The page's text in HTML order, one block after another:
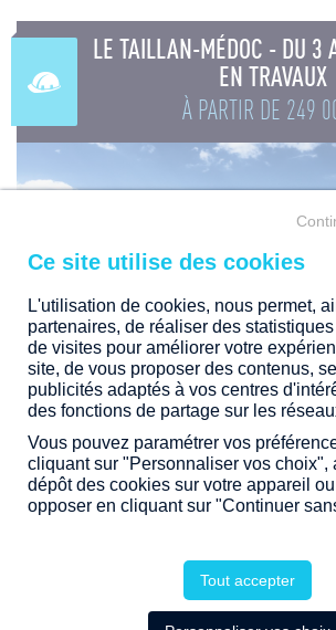
LE TAILLAN-MÉDOC - DU 3
EN TRAVAUX
À PARTIR DE 249
EN DIRECT DES
APPELEZ-NOUS
L'utilisation de cookies, nous permet,
partenaires, de réaliser des
de visites pour améliorer votre
site, de vous proposer des contenus,
publicités adaptés à vos centres
des fonctions de partage sur les
Vous pouvez paramétrer vos
cliquant sur "Personnaliser vos choix",
dépôt des cookies sur votre appareil
opposer en cliquant sur "Continuer
Tout accepter